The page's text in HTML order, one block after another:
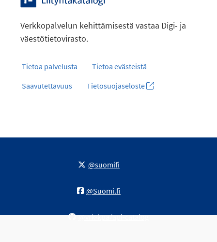
Verkkopalvelun kehittämisestä vastaa Digi- ja
väestötietovirasto.
Tietoa palvelusta
Tietoa evästeistä
Saavutettavuus
Tietosuojaseloste
@suomifi
@Suomi.fi
@vrk-kpa/api-catalog